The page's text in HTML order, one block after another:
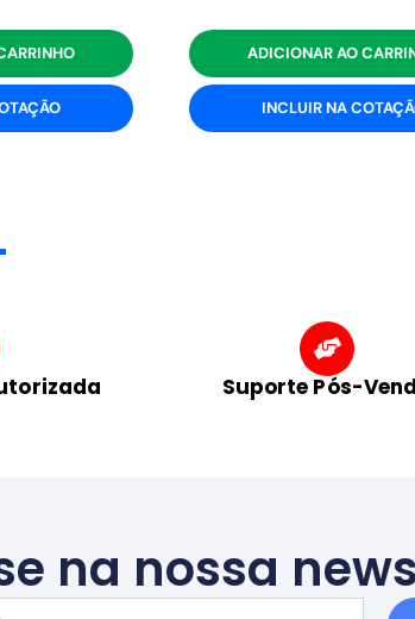
ADICIONAR AO
INCLUIR NA
Suporte Pós-
na nossa